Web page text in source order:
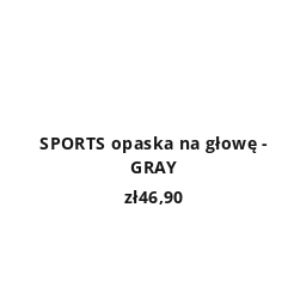
SPORTS opaska na głowę -
GRAY
zł46,90